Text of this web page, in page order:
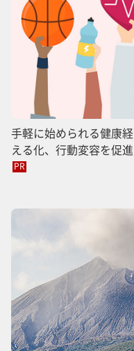
手軽に始められる健康
える化、行動変容を促進
PR